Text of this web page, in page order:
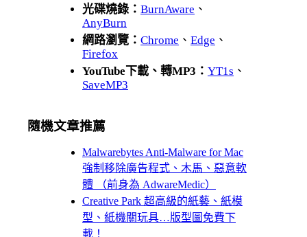
光碟燒錄： BurnAware 、
AnyBurn
網路瀏覽： Chrome 、 Edge 、
Firefox
YouTube下載、轉MP3： YT1s 、
SaveMP3
隨機文章推薦
Malwarebytes Anti-Malware for Mac
強制移除廣告程式、木馬、惡意軟
體 （前身為 AdwareMedic）
Creative Park 超高級的紙藝、紙模
型、紙機關玩具…版型圖免費下
載！